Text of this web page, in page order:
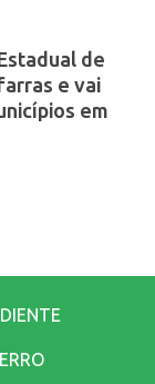
de
e vai
em